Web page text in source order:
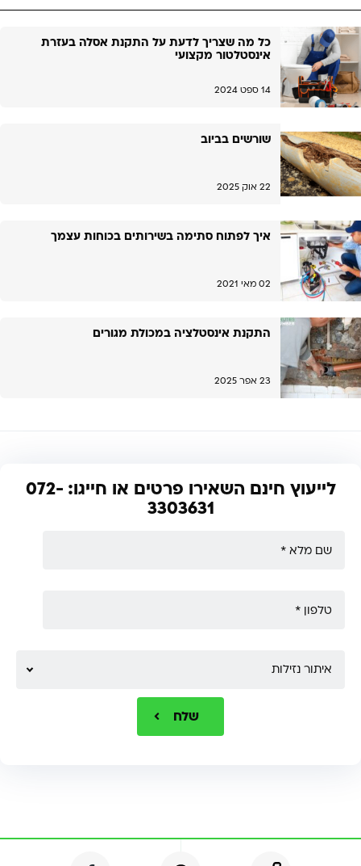
כל מה שצריך לדעת על התקנת אסלה בעזרת
אינסטלטור מקצועי
14 ספט 2024
שורשים בביוב
22 אוק 2025
איך לפתוח סתימה בשירותים בכוחות עצמך
02 מאי 2021
התקנת אינסטלציה במכולת מגורים
23 אפר 2025
לייעוץ חינם השאירו פרטים או חייגו: 072-
3303631
איתור נזילות
שלח